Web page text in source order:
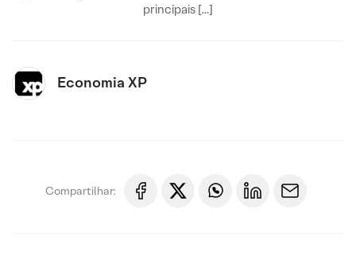
principais […]
Economia XP
Compartilhar: